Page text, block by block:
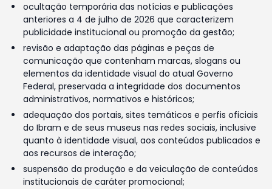
ocultação temporária das notícias e publicações
anteriores a 4 de julho de 2026 que caracterizem
publicidade institucional ou promoção da gestão;
revisão e adaptação das páginas e peças de
comunicação que contenham marcas, slogans ou
elementos da identidade visual do atual Governo
Federal, preservada a integridade dos documentos
administrativos, normativos e históricos;
adequação dos portais, sites temáticos e perfis oficiais
do Ibram e de seus museus nas redes sociais, inclusive
quanto à identidade visual, aos conteúdos publicados e
aos recursos de interação;
suspensão da produção e da veiculação de conteúdos
institucionais de caráter promocional;